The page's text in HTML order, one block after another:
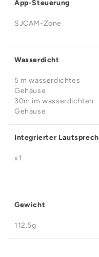
App-Steuerung
SJCAM-Zone
Wasserdicht
5 m wasserdichtes
Gehäuse
30m im wasserdichten
Gehäuse
Integrierter
x1
Gewicht
112.5g